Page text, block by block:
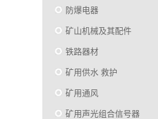
防爆电器
矿山机械及其配件
铁路器材
矿用供水 救护
矿用通风
矿用声光组合信号器